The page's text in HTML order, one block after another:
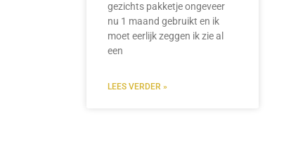
gezichts pakketje ongeveer
nu 1 maand gebruikt en ik
moet eerlijk zeggen ik zie al
een
LEES VERDER »